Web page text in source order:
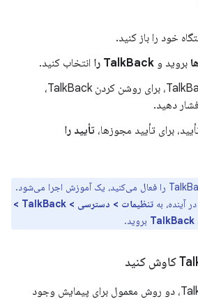
خود را باز کنید.
بروید و TalkBack را
انتخاب کنید.
دهید.
برای تأیید مجوزها، تأیید را
اولین باری که TalkBack را فعال می‌کنید، یک آموزش اجرا می‌شود.
آینده، به
تنظیمات > دسترسی > TalkBack >
بروید.
پس از روشن شدن TalkBack، دو روش معمول برای پیمایش وجود